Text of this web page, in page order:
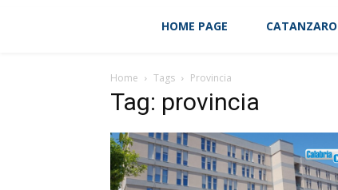
HOME PAGE CATANZARO
Home Tags Provincia
Tag: provincia